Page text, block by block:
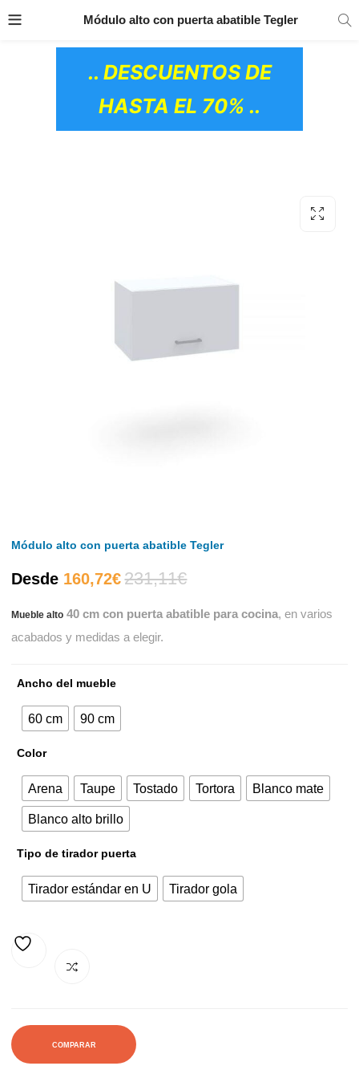
PRODUCTOS
.. DESCUENTOS DE
HASTA EL 70% ..
Módulo alto con puerta abatible Tegler
Módulo alto con puerta abatible Tegler
Desde 160,72€El
precio
231,11€El
precio
Mueble alto 40 cm con puerta abatible para cocina, en varios
acabados y medidas a elegir.
Ancho del mueble
60 cm 90 cm
Color
Arena Taupe Tostado Tortora Blanco mate
Blanco alto brillo
Tipo de tirador puerta
Tirador estándar en U Tirador gola
COMPARAR